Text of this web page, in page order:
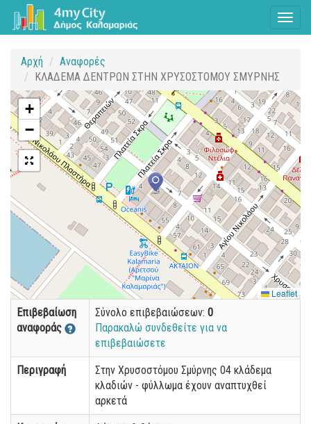
Αρχή
Αναφορές
ΚΛΑΔΕΜΑ ΔΕΝΤΡΩΝ ΣΤΗΝ ΧΡΥΣΟΣΤΟΜΟΥ ΣΜΥΡΝΗΣ
+
−
Leaflet
Επιβεβαίωση
αναφοράς
Σύνολο επιβεβαιώσεων: 0
Παρακαλώ συνδεθείτε για να
επιβεβαιώσετε
Περιγραφή
Στην Χρυσοστόμου Σμύρνης 04 κλάδεμα
κλαδιών - φύλλωμα έχουν αναπτυχθεί
αρκετά